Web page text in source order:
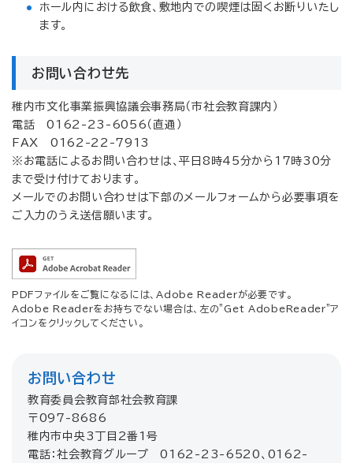
ホール内における飲食、敷地内での喫煙は固くお断りいたし
ます。
お問い合わせ先
稚内市文化事業振興協議会事務局（市社会教育課内）
電話 0162-23-6056（直通）
FAX 0162-22-7913
※お電話によるお問い合わせは、平日8時45分から17時30分
まで受け付けております。
メールでのお問い合わせは下部のメールフォームから必要事項を
ご入力のうえ送信願います。
PDFファイルをご覧になるには、Adobe Readerが必要です。
Adobe Readerをお持ちでない場合は、左の"Get AdobeReader"ア
イコンをクリックしてください。
お問い合わせ
教育委員会教育部社会教育課
〒097-8686
稚内市中央3丁目2番1号
電話：社会教育グループ 0162-23-6520、0162-